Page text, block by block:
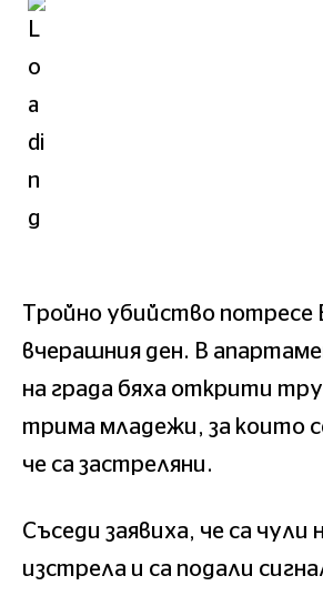
Тройно убийство потресе
вчерашния ден. В
на града бяха открити
трима младежи, за които
че са застреляни.
Съседи заявиха, че са чули
изстрела и са подали